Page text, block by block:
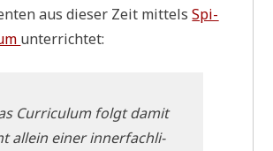
aus die­ser Zeit mit­telsSpi­
unterrichtet:
Cur­ri­cu­lum folgt damit
allein einer inner­fach­li­